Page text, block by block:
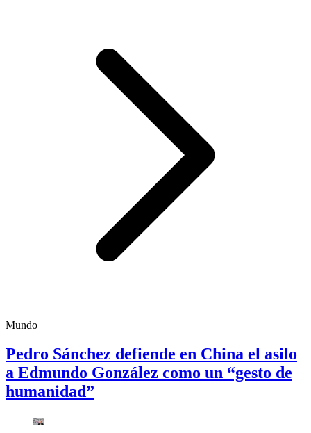
Mundo
Pedro Sánchez defiende en China el asilo
a Edmundo González como un “gesto de
humanidad”